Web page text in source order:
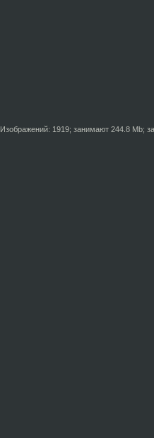
Изображений: 1919; занимают 244.8 Mb;